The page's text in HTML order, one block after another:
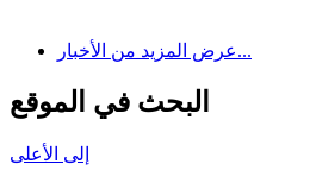
عرض المزيد من الأخبار...
البحث في الموقع
إلى الأعلى